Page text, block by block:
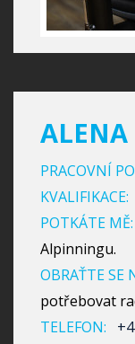
ALENA
PRACOVNÍ
KVALIFIKACE:
POTKÁTE MĚ:
Alpinningu.
OBRAŤTE SE
potřebovat
TELEFON: